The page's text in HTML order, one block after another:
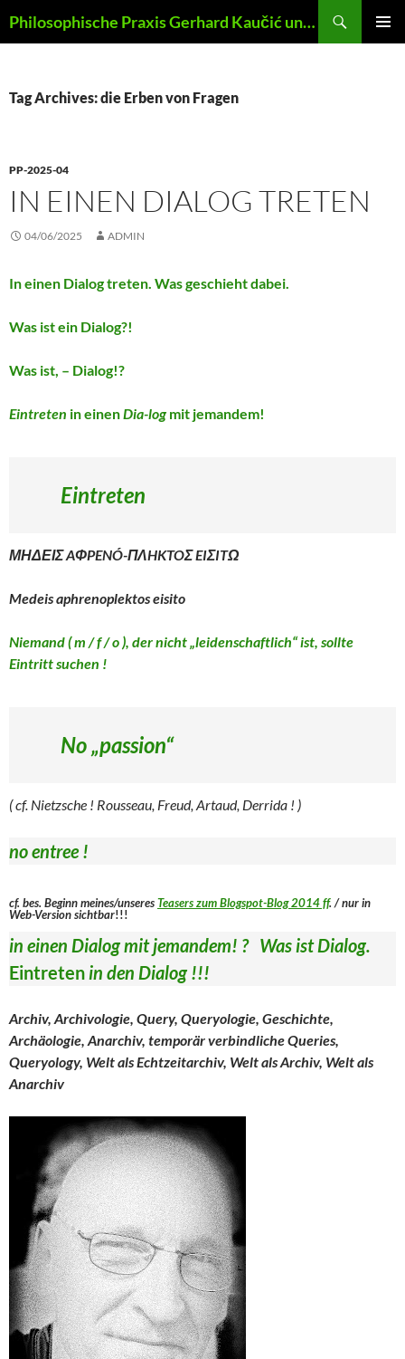
to
Philosophische Praxis Gerhard Kaučić und Anna Lydia Huber
Tag Archives: die Erben von Fragen
PP-2025-04
IN EINEN DIALOG TRETEN
04/06/2025 ADMIN
In einen Dialog treten. Was geschieht dabei.
Was ist ein Dialog?!
Was ist, – Dialog!?
Eintreten in einenDia-log mit jemandem!
Eintreten
ΜΗΔΕΙΣ AΦPENÓ-ΠΛHKTOΣ EIΣITΩ
Medeis aphrenoplektos eisito
Niemand ( m / f / o ), der nicht „leidenschaftlich“ ist, sollte
Eintritt suchen !
No „passion“
( cf. Nietzsche ! Rousseau, Freud, Artaud, Derrida ! )
no entree !
cf. bes. Beginn meines/unseresTeasers zum Blogspot-Blog 2014 ff. / nur in
Web-Version sichtbar!!!
in einen Dialog mit jemandem! ? Was ist Dialog.
Eintreten in den Dialog !!!
Archiv, Archivologie, Query, Queryologie, Geschichte,
Archäologie, Anarchiv, temporär verbindliche Queries,
Queryology, Welt als Echtzeitarchiv, Welt als Archiv, Welt als
Anarchiv